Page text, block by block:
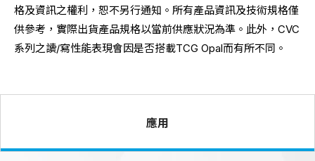
格及資訊之權利， 恕不另行通知。所有產品資訊及技術規格僅
供參考， 實際出貨產品規格以當前供應狀況為準。此外，CVC
系列之讀/寫性能表現會因是否搭載TCG Opal而有所不同。
應用